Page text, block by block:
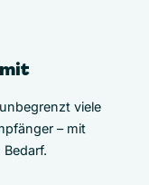
viele
– mit